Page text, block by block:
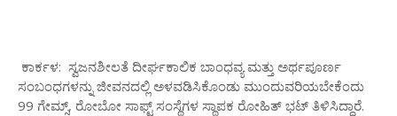
ಕಾರ್ಕಳ: ಸ್ವಜನಶೀಲತೆ ದೀರ್ಘಕಾಲಿಕ ಬಾಂಧವ್ಯ ಮತ್ತು ಅರ್ಥಪೂರ್ಣ
ಸಂಬಂಧಗಳನ್ನು ಜೀವನದಲ್ಲಿ ಅಳವಡಿಸಿಕೊಂಡು ಮುಂದುವರಿಯಬೇಕೆಂದು
99 ಗೇಮ್ಸ್, ರೋಬೋ ಸಾಫ್ಟ್ ಸಂಸ್ಥೆಗಳ ಸ್ಥಾಪಕ ರೋಹಿತ್ ಭಟ್ ತಿಳಿಸಿದ್ದಾರೆ.